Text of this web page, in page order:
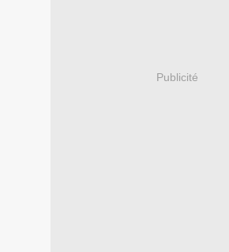
Publicité